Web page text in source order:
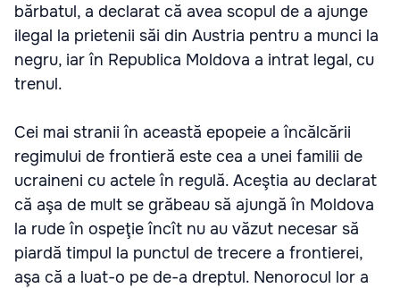
bărbatul, a declarat că avea scopul de a ajunge
ilegal la prietenii săi din Austria pentru a munci la
negru, iar în Republica Moldova a intrat legal, cu
trenul.
Cei mai stranii în această epopeie a încălcării
regimului de frontieră este cea a unei familii de
ucraineni cu actele în regulă. Aceştia au declarat
că aşa de mult se grăbeau să ajungă în Moldova
la rude în ospeţie încît nu au văzut necesar să
piardă timpul la punctul de trecere a frontierei,
aşa că a luat-o pe de-a dreptul. Nenorocul lor a